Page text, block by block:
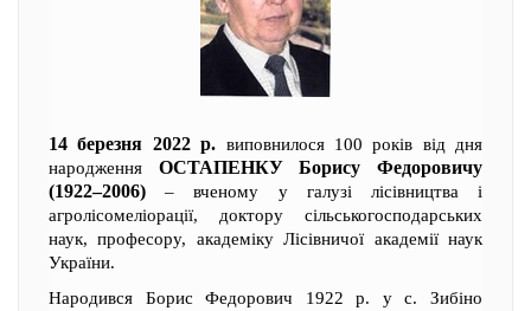
14 березня 2022 р. виповнилося 100 років від дня
народження ОСТАПЕНКУ Борису Федоровичу
(1922–2006) – вченому у галузі лісівництва і
агролісомеліорації, доктору сільськогосподарських
наук, професору, академіку Лісівничої академії наук
України.
Народився Борис Федорович 1922 р. у с. Зибіно